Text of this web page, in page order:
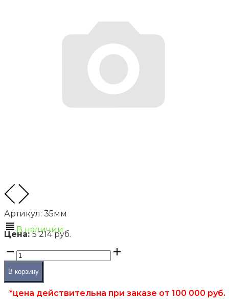
Артикул: 35мм
В наличии
Цена:5 214 руб.
В корзину
*цена действительна при заказе от 100 000 руб.